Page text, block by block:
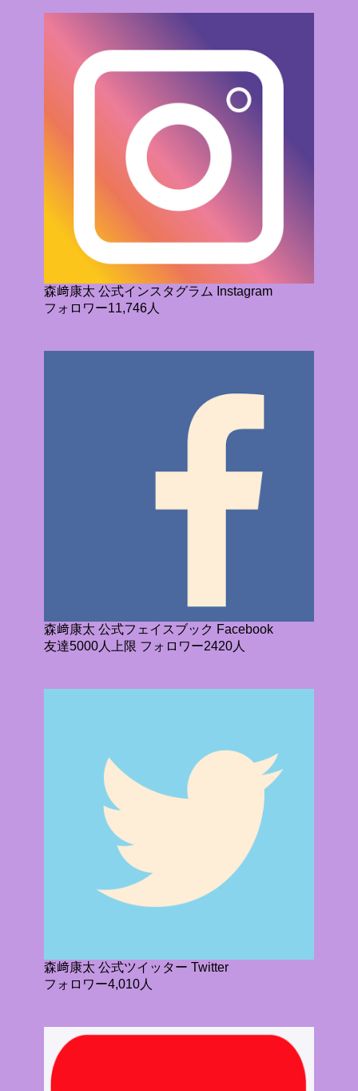
森﨑康太 公式インスタグラム Instagram
フォロワー11,746人
森﨑康太 公式フェイスブック Facebook
友達5000人上限 フォロワー2420人
森﨑康太 公式ツイッター Twitter
フォロワー4,010人